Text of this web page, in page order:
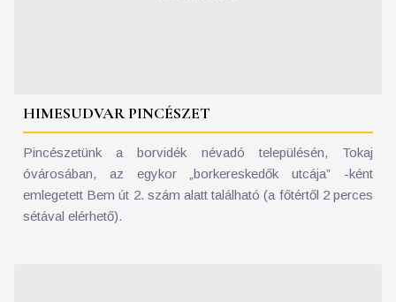
HIMESUDVAR PINCÉSZET
Pincészetünk a borvidék névadó településén, Tokaj
óvárosában, az egykor „borkereskedők utcája” -ként
emlegetett Bem út 2. szám alatt található (a főtértől 2 perces
sétával elérhető).